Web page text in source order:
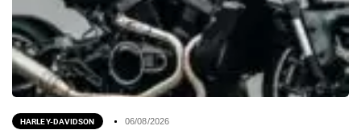
HARLEY-DAVIDSON 06/08/2026